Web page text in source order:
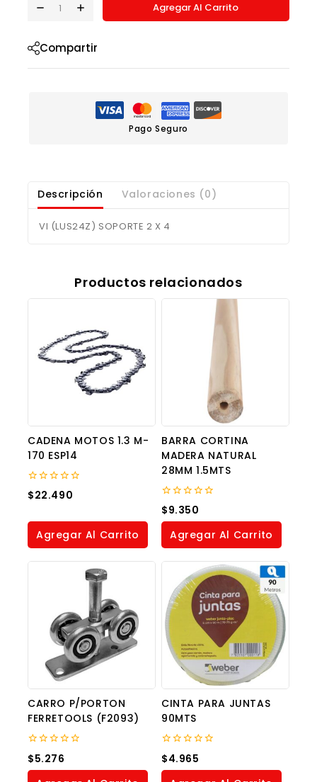
Agregar Al Carrito
Compartir
Pago Seguro
Descripción Valoraciones (0)
VI (LUS24Z) SOPORTE 2 X 4
Productos relacionados
CADENA MOTOS 1.3 M-
170 ESP14
0
out
5
$22.490
Agregar Al Carrito
BARRA CORTINA
MADERA NATURAL
28MM 1.5MTS
0
out
of
$9.350
Agregar Al Carrito
CARRO P/PORTON
FERRETOOLS (F2093)
0
out
of
$5.276
CINTA PARA JUNTAS
90MTS
0
out
of
$4.965